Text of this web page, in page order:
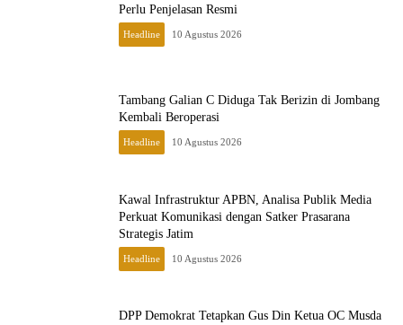
Perlu Penjelasan Resmi
Headline 10 Agustus 2026
Tambang Galian C Diduga Tak Berizin di Jombang
Kembali Beroperasi
Headline 10 Agustus 2026
Kawal Infrastruktur APBN, Analisa Publik Media
Perkuat Komunikasi dengan Satker Prasarana
Strategis Jatim
Headline 10 Agustus 2026
DPP Demokrat Tetapkan Gus Din Ketua OC Musda